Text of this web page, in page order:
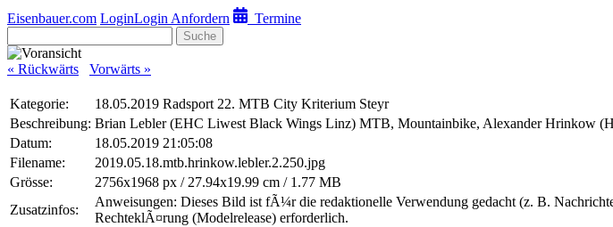
Eisenbauer.com LoginLogin Anfordern Termine
Suche
« Rückwärts Vorwärts »
Kategorie:
18.05.2019 Radsport 22. MTB City Kriterium Steyr
Beschreibung: Brian Lebler (EHC Liwest Black Wings Linz) MTB, Mountainbike, Alexander Hrinkow
Datum:
18.05.2019 21:05:08
Filename:
2019.05.18.mtb.hrinkow.lebler.2.250.jpg
Grösse:
2756x1968 px / 27.94x19.99 cm / 1.77 MB
Zusatzinfos:
Anweisungen: Dieses Bild ist fÃ¼r die redaktionelle Verwendung gedacht (z. B.
RechteklÃ¤rung (Modelrelease) erforderlich.